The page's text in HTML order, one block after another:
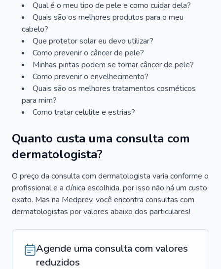
Qual é o meu tipo de pele e como cuidar dela?
Quais são os melhores produtos para o meu
cabelo?
Que protetor solar eu devo utilizar?
Como prevenir o câncer de pele?
Minhas pintas podem se tornar câncer de pele?
Como prevenir o envelhecimento?
Quais são os melhores tratamentos cosméticos
para mim?
Como tratar celulite e estrias?
Quanto custa uma consulta com
dermatologista?
O preço da consulta com dermatologista varia conforme o
profissional e a clínica escolhida, por isso não há um custo
exato. Mas na Medprev, você encontra consultas com
dermatologistas por valores abaixo dos particulares!
Agende uma consulta com valores
reduzidos